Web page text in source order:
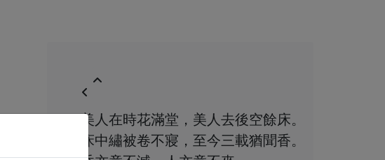
美人在時花滿堂，美人去後空餘床。
床中繡被卷不寢，至今三載猶聞香。